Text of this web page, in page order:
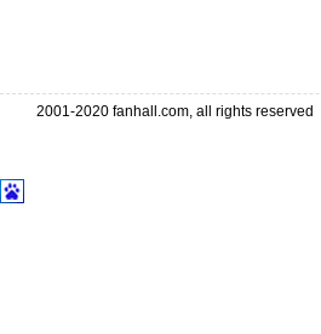
2001-2020 fanhall.com, all rights reserved